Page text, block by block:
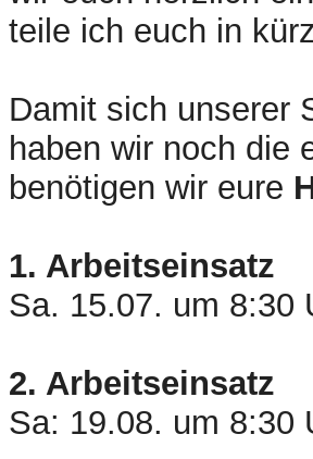
teile ich euch in
Damit sich unserer
haben wir noch die
benötigen wir eure
1. Arbeitseinsatz
Sa. 15.07. um 8:30
2. Arbeitseinsatz
Sa: 19.08. um 8:30